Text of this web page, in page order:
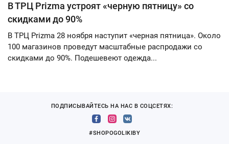
В ТРЦ Prizma устроят «черную пятницу» со
скидками до 90%
В ТРЦ Prizma 28 ноября наступит «черная пятница». Около
100 магазинов проведут масштабные распродажи со
скидками до 90%. Подешевеют одежда...
ПОДПИСЫВАЙТЕСЬ НА НАС В СОЦСЕТЯХ:
#SHOPOGOLIKIBY